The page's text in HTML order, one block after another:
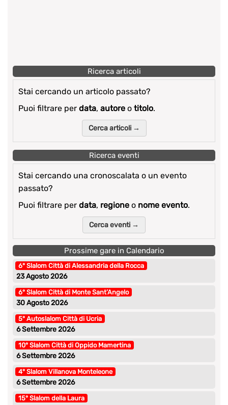
Ricerca articoli
Stai cercando un articolo passato?
Puoi filtrare per data, autore o titolo.
Cerca articoli →
Ricerca eventi
Stai cercando una cronoscalata o un evento
passato?
Puoi filtrare per data, regione o nome evento.
Cerca eventi →
Prossime gare in Calendario
6° Slalom Città di Alessandria della Rocca
23 Agosto 2026
6° Slalom Città di Monte Sant’Angelo
30 Agosto 2026
5° Autoslalom Città di Ucria
6 Settembre 2026
10° Slalom Città di Oppido Mamertina
6 Settembre 2026
4° Slalom Villanova Monteleone
6 Settembre 2026
15° Slalom della Laura